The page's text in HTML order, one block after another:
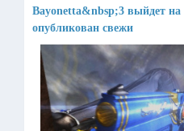
Bayonetta&nbsp;3 выйдет
опубликован свежи